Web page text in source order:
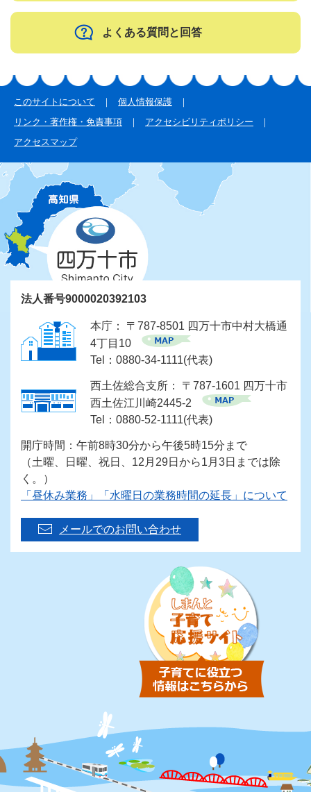
よくある質問と回答
このサイトについて
個人情報保護
リンク・著作権・免責事項
アクセシビリティポリシー
アクセスマップ
法人番号9000020392103
本庁： 〒787-8501 四万十市中村大橋通
4丁目10
Tel：0880-34-1111(代表)
西土佐総合支所： 〒787-1601 四万十市
西土佐江川崎2445-2
Tel：0880-52-1111(代表)
開庁時間：午前8時30分から午後5時15分まで
（土曜、日曜、祝日、12月29日から1月3日までは除
く。）
「昼休み業務」「水曜日の業務時間の延長」について
メールでのお問い合わせ